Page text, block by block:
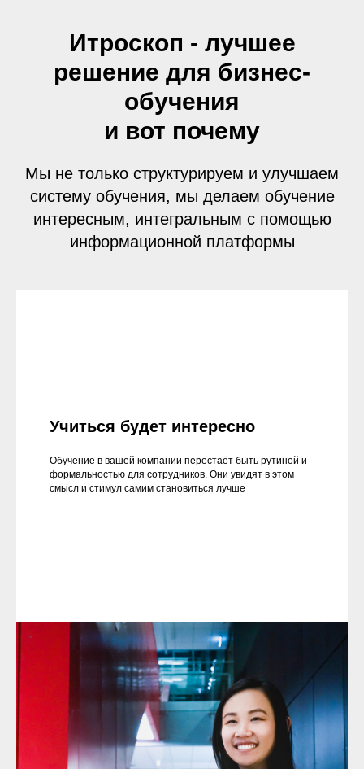
Итроскоп - лучшее
решение для бизнес-
обучения
и вот почему
Мы не только структурируем и улучшаем
систему обучения, мы делаем обучение
интересным, интегральным с помощью
информационной платформы
Учиться будет интересно
Обучение в вашей компании перестаёт быть рутиной и
формальностью для сотрудников. Они увидят в этом
смысл и стимул самим становиться лучше